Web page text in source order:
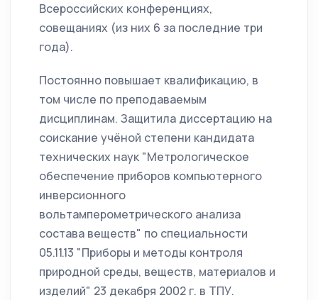
Всероссийских конференциях,
совещаниях (из них 6 за последние три
года).
Постоянно повышает квалификацию, в
том числе по преподаваемым
дисциплинам. Защитила диссертацию на
соискание учёной степени кандидата
технических наук "Метрологическое
обеспечение приборов компьютерного
инверсионного
вольтамперометрического анализа
состава веществ" по специальности
05.11.13 "Приборы и методы контроля
природной среды, веществ, материалов и
изделий" 23 декабря 2002 г. в ТПУ.